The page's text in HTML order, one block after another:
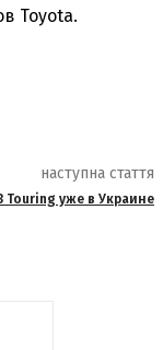
Toyota.
наступна стаття
Touring уже в Украине